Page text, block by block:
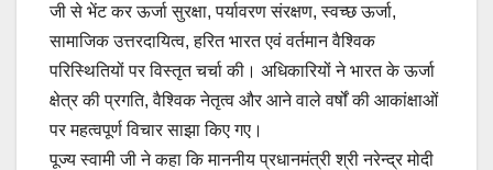
जी से भेंट कर ऊर्जा सुरक्षा, पर्यावरण संरक्षण, स्वच्छ ऊर्जा,
सामाजिक उत्तरदायित्व, हरित भारत एवं वर्तमान वैश्विक
परिस्थितियों पर विस्तृत चर्चा की। अधिकारियों ने भारत के ऊर्जा
क्षेत्र की प्रगति, वैश्विक नेतृत्व और आने वाले वर्षों की आकांक्षाओं
पर महत्वपूर्ण विचार साझा किए गए।
पूज्य स्वामी जी ने कहा कि माननीय प्रधानमंत्री श्री नरेन्द्र मोदी